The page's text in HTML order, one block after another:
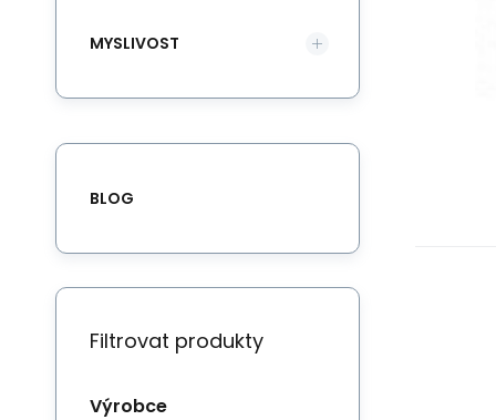
MYSLIVOST
BLOG
Filtrovat produkty
Výrobce